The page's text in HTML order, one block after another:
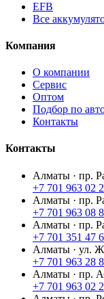
EFB
Все
Компания
О компании
Сервис
Оптом
Подбор по
Контакты
Контакты
Алматы · пр.
+7 701 963 02
Алматы · пр.
+7 701 963 08
Алматы · пр.
+7 701 351 47
Алматы · ул.
+7 701 963 28
Алматы · пр.
+7 701 963 02